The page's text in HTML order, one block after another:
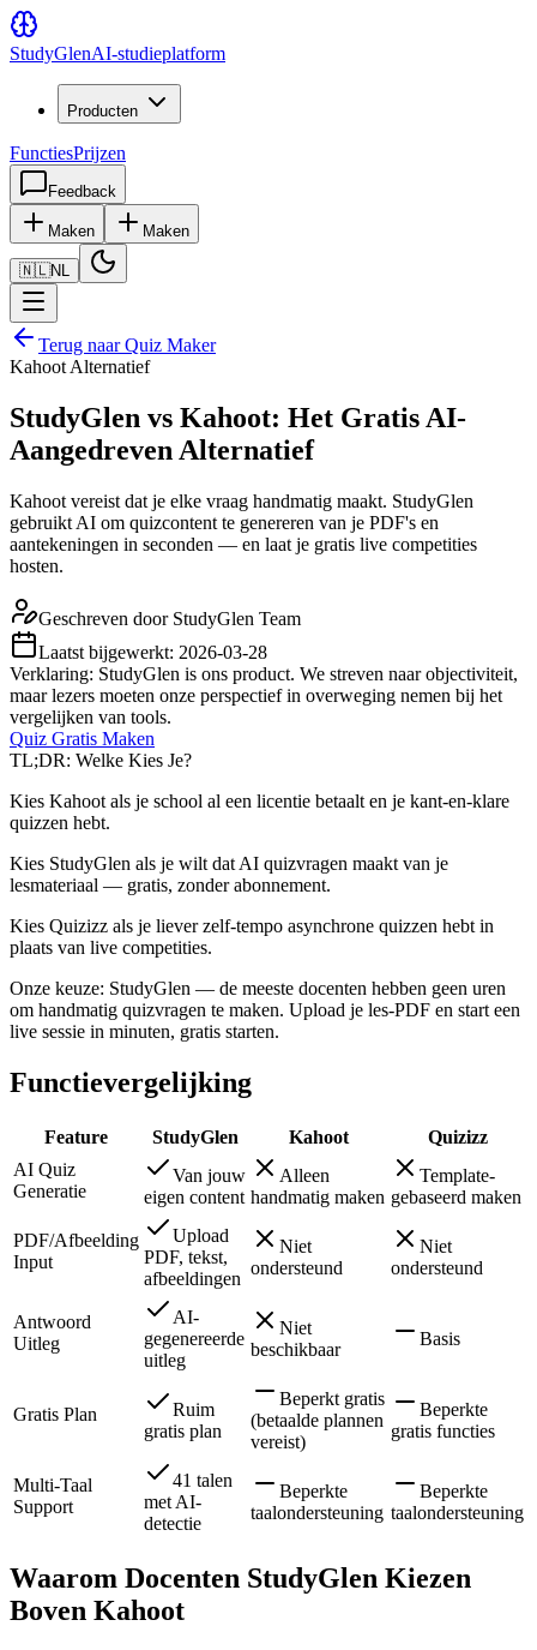
StudyGlenAI-studieplatform
Producten
FunctiesPrijzen
Feedback
Maken Maken
🇳🇱NL
Terug naar Quiz Maker
Kahoot Alternatief
StudyGlen vs Kahoot: Het Gratis AI-
Aangedreven Alternatief
Kahoot vereist dat je elke vraag handmatig maakt. StudyGlen
gebruikt AI om quizcontent te genereren van je PDF's en
aantekeningen in seconden — en laat je gratis live competities
hosten.
Geschreven door StudyGlen Team
Laatst bijgewerkt: 2026-03-28
Verklaring: StudyGlen is ons product. We streven naar objectiviteit,
maar lezers moeten onze perspectief in overweging nemen bij het
vergelijken van tools.
Quiz Gratis Maken
TL;DR: Welke Kies Je?
Kies Kahoot als je school al een licentie betaalt en je kant-en-klare
quizzen hebt.
Kies StudyGlen als je wilt dat AI quizvragen maakt van je
lesmateriaal — gratis, zonder abonnement.
Kies Quizizz als je liever zelf-tempo asynchrone quizzen hebt in
plaats van live competities.
Onze keuze: StudyGlen — de meeste docenten hebben geen uren
om handmatig quizvragen te maken. Upload je les-PDF en start een
live sessie in minuten, gratis starten.
Functievergelijking
Feature StudyGlen Kahoot
Quizizz
AI Quiz
Generatie
Van jouw
eigen content
Alleen
handmatig maken
Template-
gebaseerd maken
PDF/Afbeelding
Input
Upload
PDF, tekst,
afbeeldingen
Niet
ondersteund
Niet
ondersteund
Antwoord
Uitleg
AI-
gegenereerde
uitleg
Niet
beschikbaar
Basis
Gratis Plan
Ruim
gratis plan
Beperkt gratis
(betaalde plannen
vereist)
Beperkte
gratis functies
Multi-Taal
Support
41 talen
met AI-
detectie
Beperkte
taalondersteuning
Beperkte
taalondersteuning
Waarom Docenten StudyGlen Kiezen
Boven Kahoot